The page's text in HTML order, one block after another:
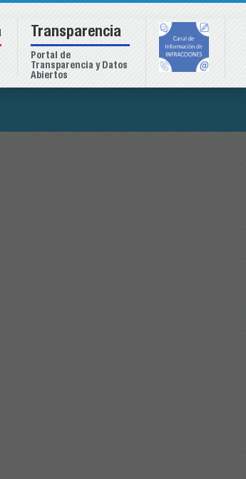
Transparencia
Portal de
Transparencia y Datos
Abiertos